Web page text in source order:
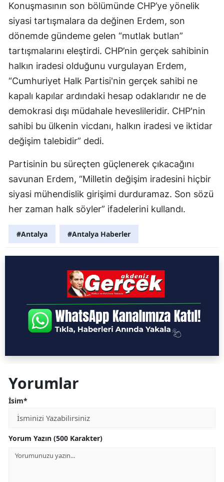
Konuşmasının son bölümünde CHP’ye yönelik
siyasi tartışmalara da değinen Erdem, son
dönemde gündeme gelen “mutlak butlan”
tartışmalarını eleştirdi. CHP’nin gerçek sahibinin
halkın iradesi olduğunu vurgulayan Erdem,
“Cumhuriyet Halk Partisi'nin gerçek sahibi ne
kapalı kapılar ardındaki hesap odaklarıdır ne de
demokrasi dışı müdahale heveslileridir. CHP'nin
sahibi bu ülkenin vicdanı, halkın iradesi ve iktidar
değişim talebidir” dedi.
Partisinin bu süreçten güçlenerek çıkacağını
savunan Erdem, “Milletin değişim iradesini hiçbir
siyasi mühendislik girişimi durduramaz. Son sözü
her zaman halk söyler” ifadelerini kullandı.
#Antalya #Antalya Haberler
Yorumlar
İsim*
Yorum Yazın (500 Karakter)